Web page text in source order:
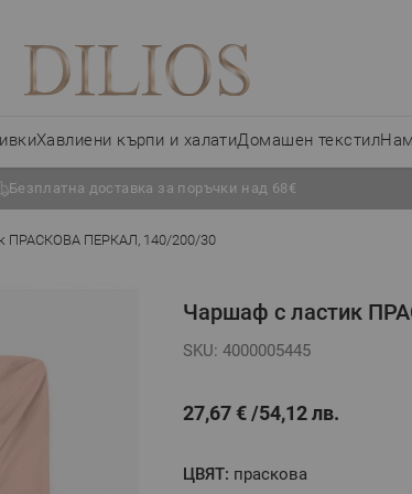
Хавлиени кърпи и халатиДомашен текстил
Безплатна доставка за поръчки над 68€
ПРАСКОВА ПЕРКАЛ, 140/200/30
Чаршаф с ластик
SKU: 4000005445
27,67 € 54,12 лв.
ЦВЯТ: праскова